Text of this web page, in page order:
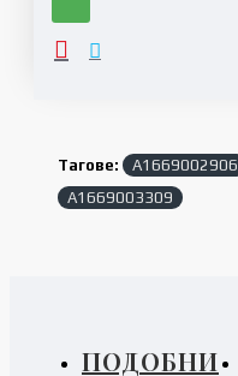
Тагове: A1669002906
A1669003309
ПОДОБНИ